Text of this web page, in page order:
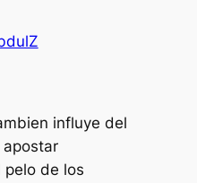
influye del
pelo de los